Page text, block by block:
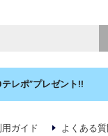
レポ”プレゼント!!
用ガイド よくある質